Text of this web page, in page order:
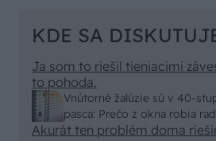
KDE SA
Vnútorné žalúzie sú v 40-
pasca: Prečo z okna robia
vyriešiť za pár eur?
Ja som to riešil tieniacimi
to pohoda.
Akurát ten problém doma